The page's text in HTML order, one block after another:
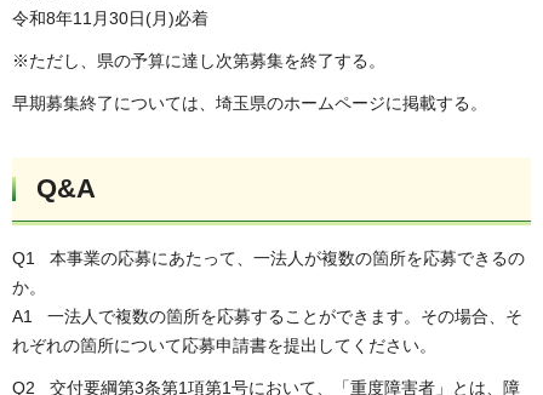
令和8年11月30日(月)必着
※ただし、県の予算に達し次第募集を終了する。
早期募集終了については、埼玉県のホームページに掲載する。
Q&A
Q1 本事業の応募にあたって、一法人が複数の箇所を応募できるの
か。
A1 一法人で複数の箇所を応募することができます。その場合、そ
れぞれの箇所について応募申請書を提出してください。
Q2 交付要綱第3条第1項第1号において、「重度障害者」とは、障